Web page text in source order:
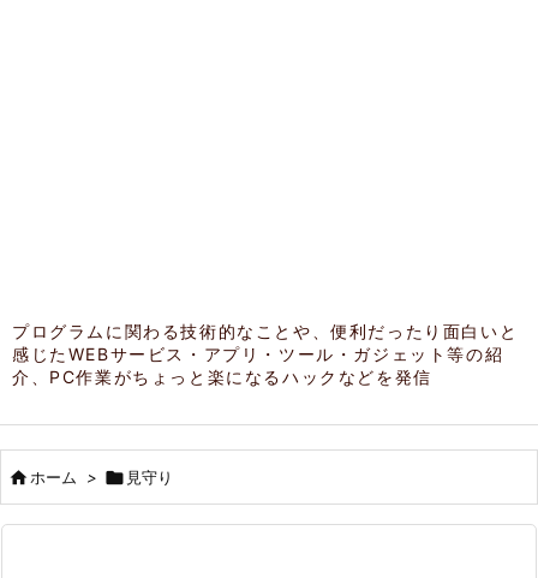
プログラムに関わる技術的なことや、便利だったり面白いと
感じたWEBサービス・アプリ・ツール・ガジェット等の紹
介、PC作業がちょっと楽になるハックなどを発信
ホーム >  見守り